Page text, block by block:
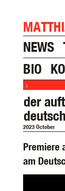
NEWS
BIO
↓
der
2023 October
Premiere
am